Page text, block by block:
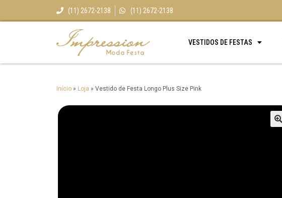
(11) 2672-2138 (11) 2672-2138
VESTIDOS DE FESTAS
Início » Loja » Vestido de Festa Longo Plus Size Pink